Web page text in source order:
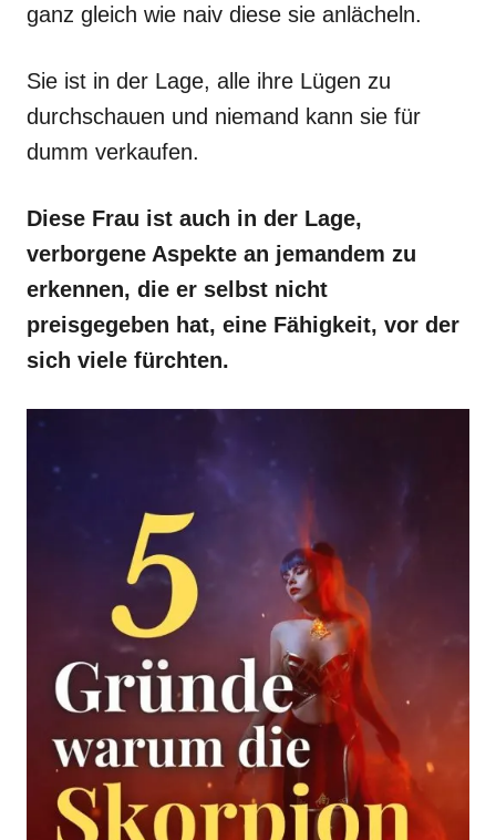
ganz gleich wie naiv diese sie anlächeln.
Sie ist in der Lage, alle ihre Lügen zu
durchschauen und niemand kann sie für
dumm verkaufen.
Diese Frau ist auch in der Lage,
verborgene Aspekte an jemandem zu
erkennen, die er selbst nicht
preisgegeben hat, eine Fähigkeit, vor der
sich viele fürchten.